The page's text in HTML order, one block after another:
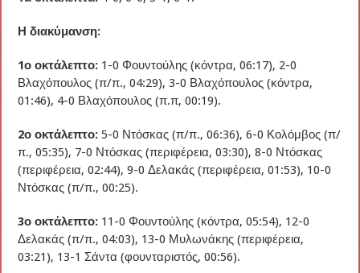
Η διακύμανση:
1ο οκτάλεπτο: 1-0 Φουντούλης (κόντρα, 06:17), 2-0
Βλαχόπουλος (π/π., 04:29), 3-0 Βλαχόπουλος (κόντρα,
01:46), 4-0 Βλαχόπουλος (π.π, 00:19).
2ο οκτάλεπτο: 5-0 Ντόσκας (π/π., 06:36), 6-0 Κολόμβος (π/
π., 05:35), 7-0 Ντόσκας (περιφέρεια, 03:30), 8-0 Ντόσκας
(περιφέρεια, 02:44), 9-0 Δελακάς (περιφέρεια, 01:53), 10-0
Ντόσκας (π/π., 00:25).
3ο οκτάλεπτο: 11-0 Φουντούλης (κόντρα, 05:54), 12-0
Δελακάς (π/π., 04:03), 13-0 Μυλωνάκης (περιφέρεια,
03:21), 13-1 Σάντα (φουνταριστός, 00:56).